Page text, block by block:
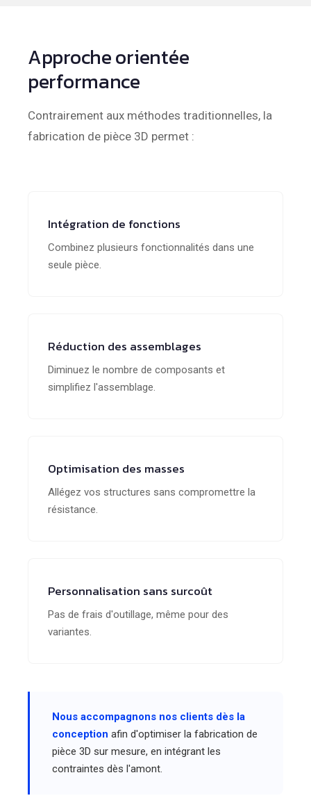
Approche orientée
performance
Contrairement aux méthodes traditionnelles, la
fabrication de pièce 3D permet :
Intégration de fonctions
Combinez plusieurs fonctionnalités dans une
seule pièce.
Réduction des assemblages
Diminuez le nombre de composants et
simplifiez l'assemblage.
Optimisation des masses
Allégez vos structures sans compromettre la
résistance.
Personnalisation sans surcoût
Pas de frais d'outillage, même pour des
variantes.
Nous accompagnons nos clients dès la
conception afin d'optimiser la fabrication de
pièce 3D sur mesure, en intégrant les
contraintes dès l'amont.